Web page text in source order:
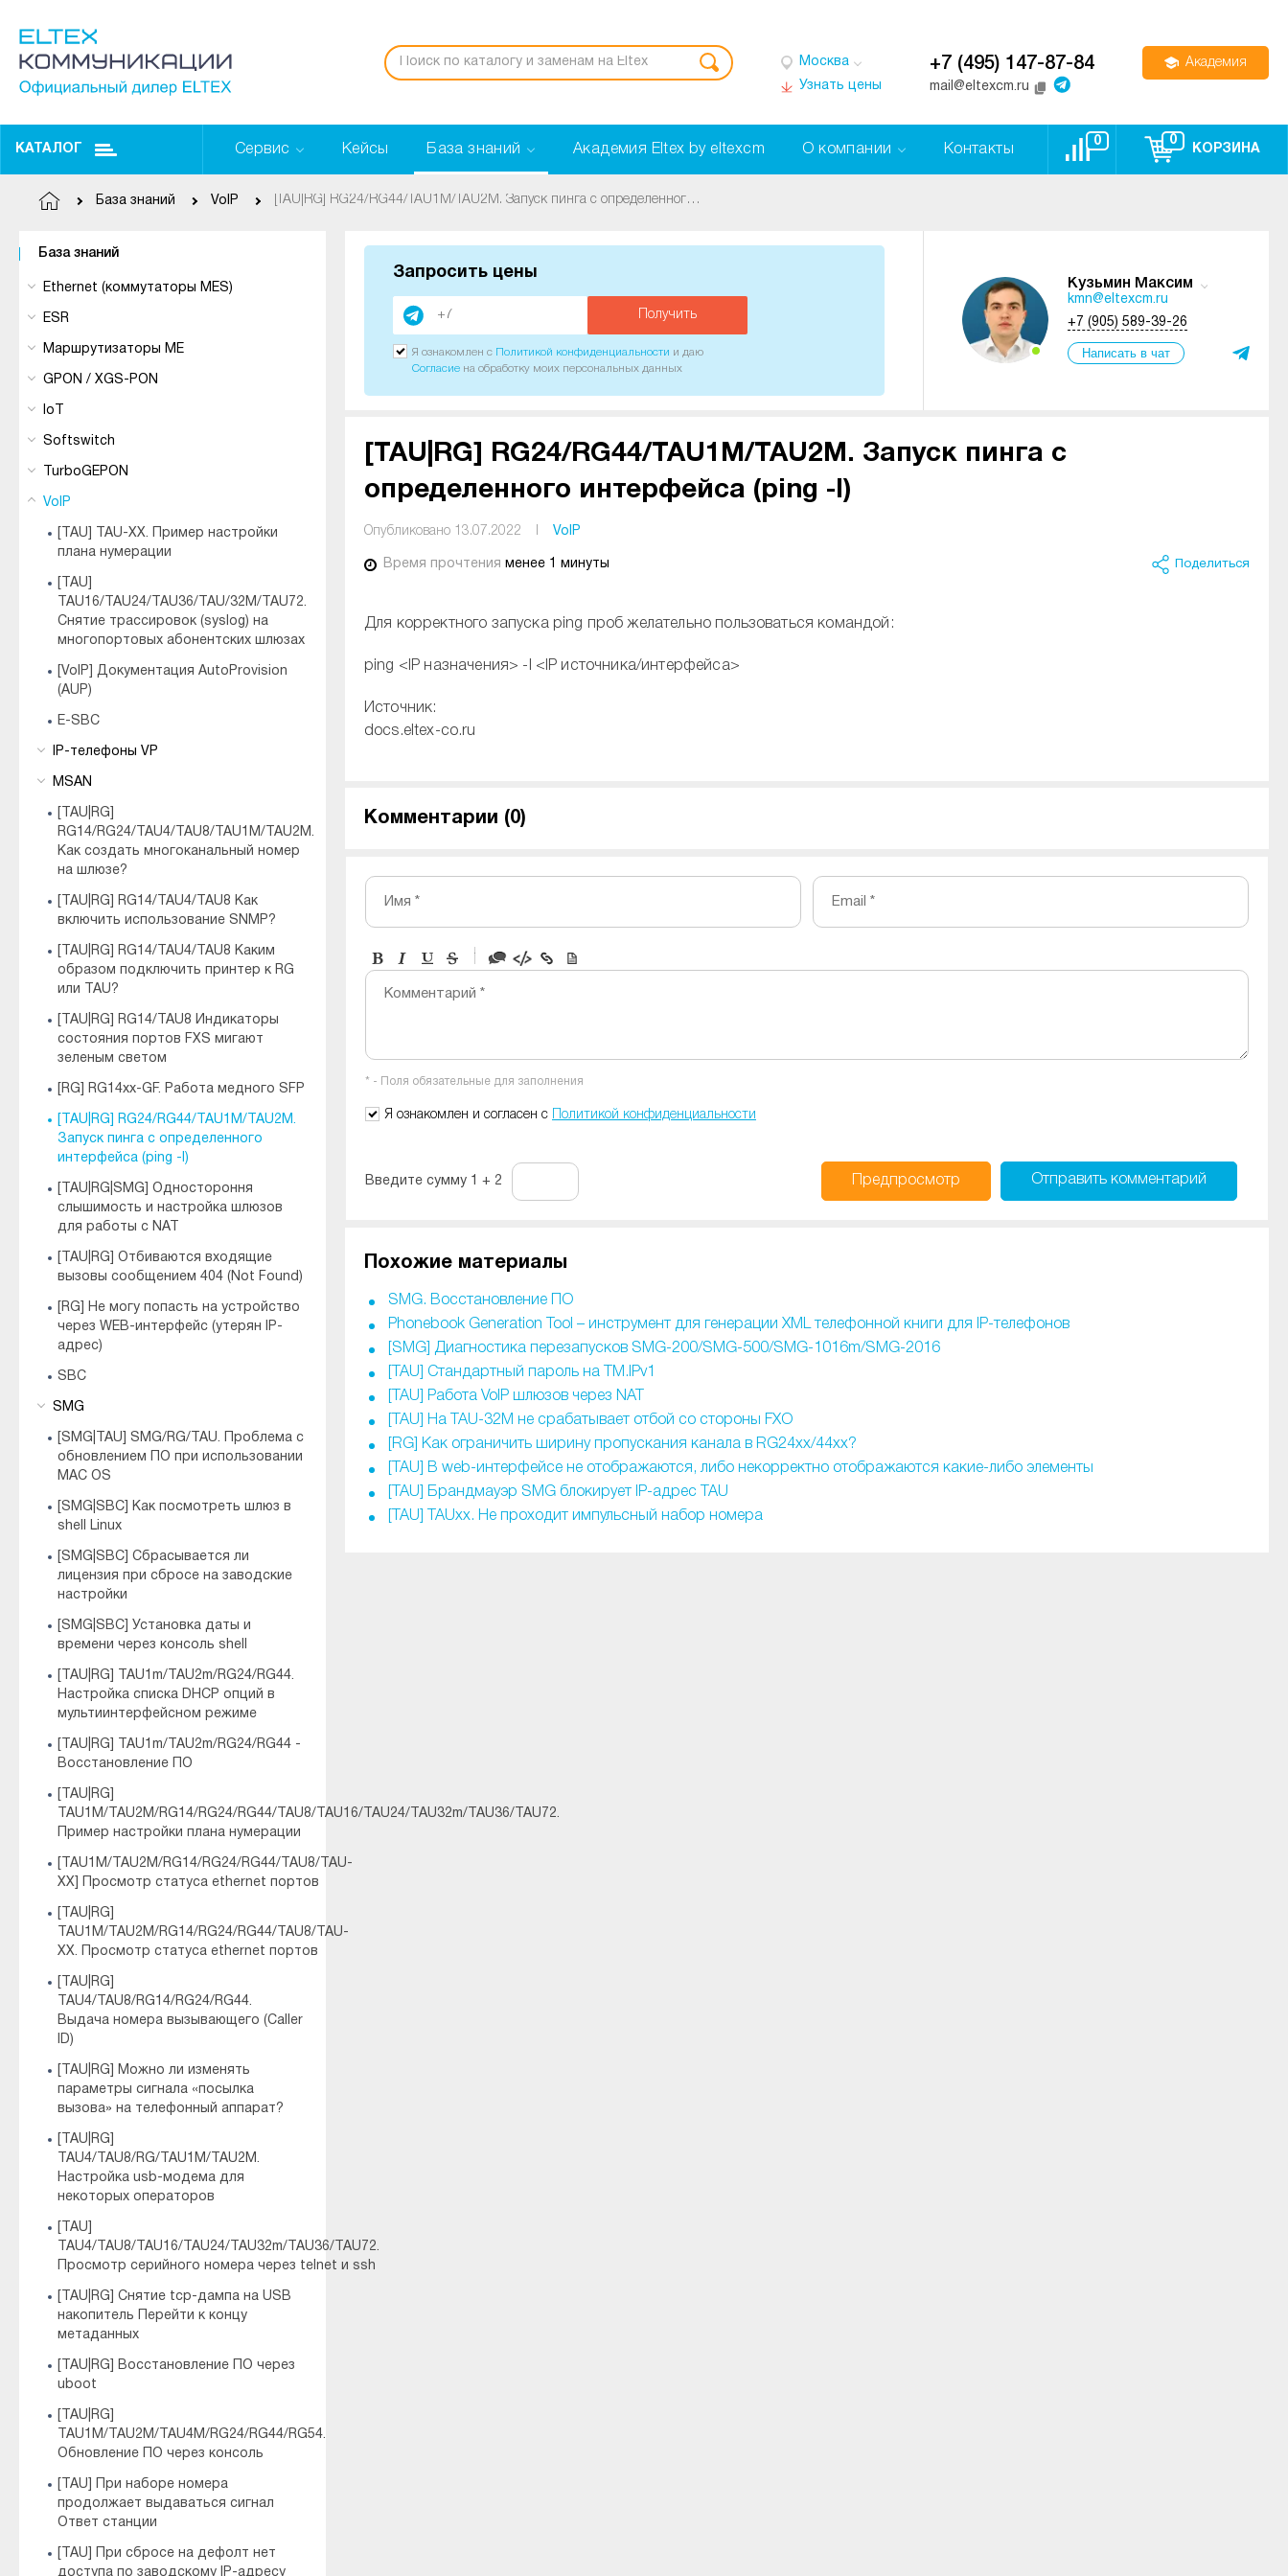
Москва
Узнать цены
+7 (495) 147-87-84
mail@eltexcm.ru
Академия
КАТАЛОГ Сервис Кейсы База знаний Академия Eltex by eltexcm О компании Контакты
0 0
КОРЗИНА
База знаний VoIP [TAU|RG] RG24/RG44/TAU1M/TAU2M. Запуск пинга с определенного интерфейса (ping -I)
База знаний
Ethernet (коммутаторы MES)
ESR
Маршрутизаторы ME
GPON / XGS-PON
IoT
Softswitch
TurboGEPON
VoIP
[TAU] TAU-XX. Пример настройки
плана нумерации
[TAU]
TAU16/TAU24/TAU36/TAU/32M/TAU72.
Снятие трассировок (syslog) на
многопортовых абонентских шлюзах
[VoIP] Документация AutoProvision
(AUP)
E-SBC
IP-телефоны VP
MSAN
[TAU|RG]
RG14/RG24/TAU4/TAU8/TAU1M/TAU2M.
Как создать многоканальный номер
на шлюзе?
[TAU|RG] RG14/TAU4/TAU8 Как
включить использование SNMP?
[TAU|RG] RG14/TAU4/TAU8 Каким
образом подключить принтер к RG
или TAU?
[TAU|RG] RG14/TAU8 Индикаторы
состояния портов FXS мигают
зеленым светом
[RG] RG14xx-GF. Работа медного SFP
[TAU|RG] RG24/RG44/TAU1M/TAU2M.
Запуск пинга с определенного
интерфейса (ping -I)
[TAU|RG|SMG] Одностороння
слышимость и настройка шлюзов
для работы с NAT
[TAU|RG] Отбиваются входящие
вызовы сообщением 404 (Not Found)
[RG] Не могу попасть на устройство
через WEB-интерфейс (утерян IP-
адрес)
SBC
SMG
[SMG|TAU] SMG/RG/TAU. Проблема с
обновлением ПО при использовании
MAC OS
[SMG|SBC] Как посмотреть шлюз в
shell Linux
[SMG|SBC] Сбрасывается ли
лицензия при сбросе на заводские
настройки
[SMG|SBC] Установка даты и
времени через консоль shell
[TAU|RG] TAU1m/TAU2m/RG24/RG44.
Настройка списка DHCP опций в
мультиинтерфейсном режиме
[TAU|RG] TAU1m/TAU2m/RG24/RG44 -
Восстановление ПО
[TAU|RG]
TAU1M/TAU2M/RG14/RG24/RG44/TAU8/TAU16/TAU24/TAU32m/TAU36/TAU72.
Пример настройки плана нумерации
[TAU1M/TAU2M/RG14/RG24/RG44/TAU8/TAU-
XX] Просмотр статуса ethernet портов
[TAU|RG]
TAU1M/TAU2M/RG14/RG24/RG44/TAU8/TAU-
XX. Просмотр статуса ethernet портов
[TAU|RG]
TAU4/TAU8/RG14/RG24/RG44.
Выдача номера вызывающего (Caller
ID)
[TAU|RG] Можно ли изменять
параметры сигнала «посылка
вызова» на телефонный аппарат?
[TAU|RG]
TAU4/TAU8/RG/TAU1M/TAU2M.
Настройка usb-модема для
некоторых операторов
[TAU]
TAU4/TAU8/TAU16/TAU24/TAU32m/TAU36/TAU72.
Просмотр серийного номера через telnet и ssh
[TAU|RG] Снятие tcp-дампа на USB
накопитель Перейти к концу
метаданных
[TAU|RG] Восстановление ПО через
uboot
[TAU|RG]
TAU1M/TAU2M/TAU4M/RG24/RG44/RG54.
Обновление ПО через консоль
[TAU] При наборе номера
продолжает выдаваться сигнал
Ответ станции
[TAU] При сбросе на дефолт нет
доступа по заводскому IP-адресу
Запросить цены
Получить
Я ознакомлен с Политикой конфиденциальности и даю
Согласие на обработку моих персональных данных
Кузьмин Максим
kmn@eltexcm.ru
+7 (905) 589-39-26
Написать в чат
[TAU|RG] RG24/RG44/TAU1M/TAU2M. Запуск пинга с
определенного интерфейса (ping -I)
Опубликовано 13.07.2022 VoIP
Время прочтения менее 1 минуты Поделиться
Для корректного запуска ping проб желательно пользоваться командой:
ping <IP назначения> -I <IP источника/интерфейса>
Источник:
docs.eltex-co.ru
Комментарии (0)
Имя * Email *
-
-
-
-
-
Комментарий *
* - Поля обязательные для заполнения
Я ознакомлен и согласен с Политикой конфиденциальности
Введите сумму 1 + 2 Предпросмотр Отправить комментарий
Похожие материалы
SMG. Восстановление ПО
Phonebook Generation Tool – инструмент для генерации XML телефонной книги для IP-телефонов
[SMG] Диагностика перезапусков SMG-200/SMG-500/SMG-1016m/SMG-2016
[TAU] Стандартный пароль на TM.IPv1
[TAU] Работа VoIP шлюзов через NAT
[TAU] На TAU-32М не срабатывает отбой со стороны FXO
[RG] Как ограничить ширину пропускания канала в RG24xx/44xx?
[TAU] В web-интерфейсе не отображаются, либо некорректно отображаются какие-либо элементы
[TAU] Брандмауэр SMG блокирует IP-адрес TAU
[TAU] TAUxx. Не проходит импульсный набор номера